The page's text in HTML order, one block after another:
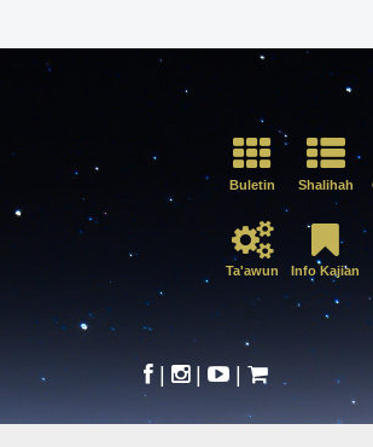
Buletin Shalihah
Ta'awun Info Kajian
| |